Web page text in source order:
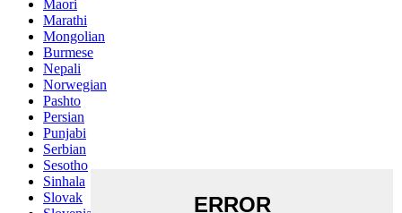
Maori
Marathi
Mongolian
Burmese
Nepali
Norwegian
Pashto
Persian
Punjabi
Serbian
Sesotho
Sinhala
Slovak